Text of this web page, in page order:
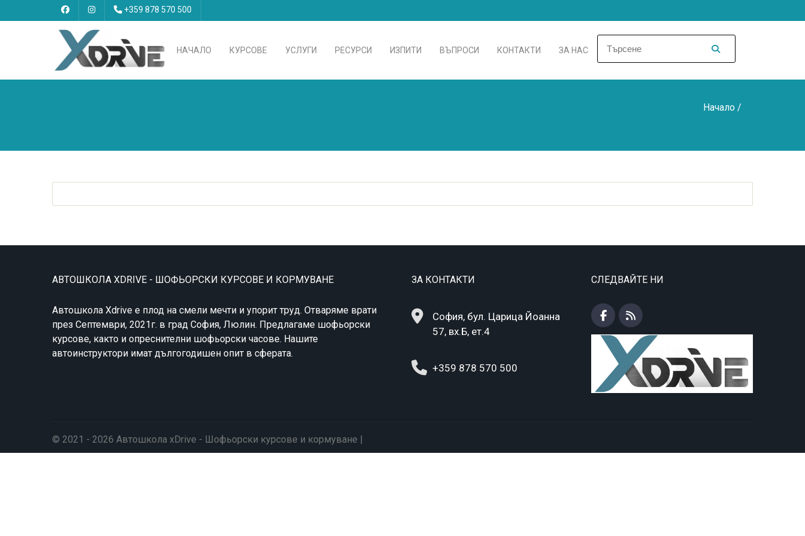
+359 878 570 500
НАЧАЛО КУРСОВЕ УСЛУГИ РЕСУРСИ ИЗПИТИ ВЪПРОСИ КОНТАКТИ ЗА НАС
Начало /
АВТОШКОЛА XDRIVE - ШОФЬОРСКИ КУРСОВЕ И КОРМУВАНЕ
Автошкола Xdrive е плод на смели мечти и упорит труд. Отваряме врати
през Септември, 2021г. в град София, Люлин. Предлагаме шофьорски
курсове, както и опреснителни шофьорски часове. Нашите
автоинструктори имат дългогодишен опит в сферата.
ЗА КОНТАКТИ
София, бул. Царица Йоанна
57, вх.Б, ет.4
+359 878 570 500
СЛЕДВАЙТЕ НИ
© 2021 - 2026 Автошкола xDrive - Шофьорски курсове и кормуване |